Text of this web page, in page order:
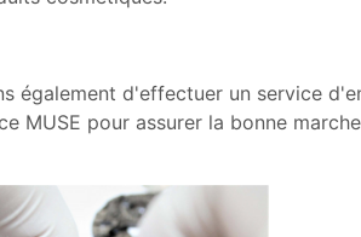
également d'effectuer un service
MUSE pour assurer la bonne